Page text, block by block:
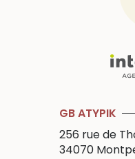
GB ATYPIK
256 rue de
34070